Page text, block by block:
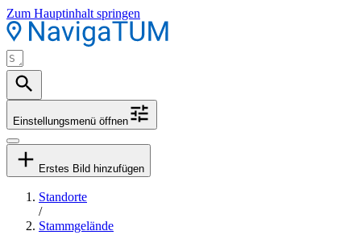
Zum Hauptinhalt springen
Einstellungsmenü öffnen
Erstes Bild hinzufügen
Standorte
/
Stammgelände